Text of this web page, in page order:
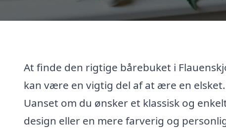
At finde den rigtige bårebuket i
kan være en vigtig del af at ære en elsket.
Uanset om du ønsker et klassisk og
design eller en mere farverig og